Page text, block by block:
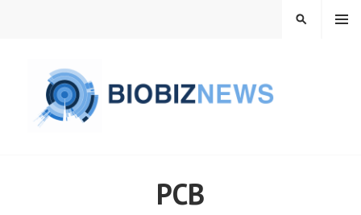
MENÚ
CERCA
PCB